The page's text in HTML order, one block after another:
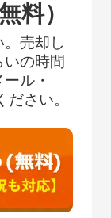
料）
売却し
の時間
ル・
さい。